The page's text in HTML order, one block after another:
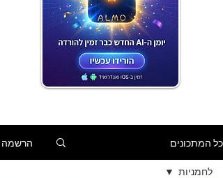
כל המתכונים הרשמה
לחמניות